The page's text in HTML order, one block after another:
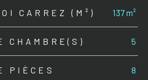
CARREZ (M²) 137 m²
CHAMBRE(S) 5
PIÈCES 8